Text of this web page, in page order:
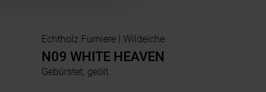
Echtholz Furniere | Wildeiche
N09 WHITE HEAVEN
Gebürstet, geölt